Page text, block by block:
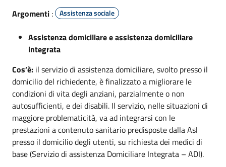
Argomenti : Assistenza sociale
Assistenza domiciliare e assistenza domiciliare
integrata
Cos’è: il servizio di assistenza domiciliare, svolto presso il
domicilio del richiedente, è finalizzato a migliorare le
condizioni di vita degli anziani, parzialmente o non
autosufficienti, e dei disabili. Il servizio, nelle situazioni di
maggiore problematicità, va ad integrarsi con le
prestazioni a contenuto sanitario predisposte dalla Asl
presso il domicilio degli utenti, su richiesta dei medici di
base (Servizio di assistenza Domiciliare Integrata – ADI).